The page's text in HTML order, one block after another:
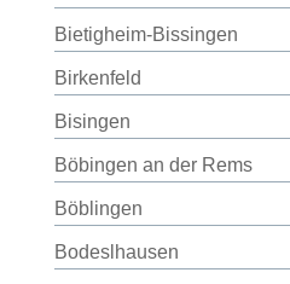
Bietigheim-Bissingen
Birkenfeld
Bisingen
Böbingen an der Rems
Böblingen
Bodeslhausen